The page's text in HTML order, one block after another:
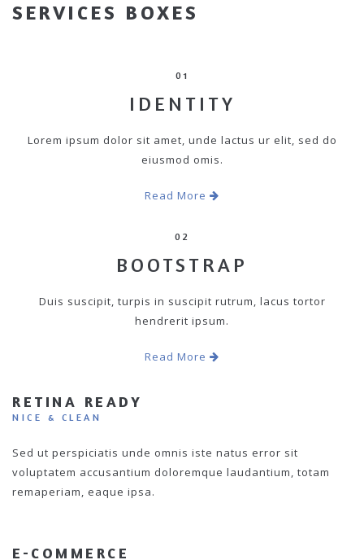
SERVICES BOXES
01
IDENTITY
Lorem ipsum dolor sit amet, unde lactus ur elit, sed do
eiusmod omis.
Read More
02
BOOTSTRAP
Duis suscipit, turpis in suscipit rutrum, lacus tortor
hendrerit ipsum.
Read More
RETINA READY
NICE & CLEAN
Sed ut perspiciatis unde omnis iste natus error sit
voluptatem accusantium doloremque laudantium, totam
remaperiam, eaque ipsa.
E-COMMERCE